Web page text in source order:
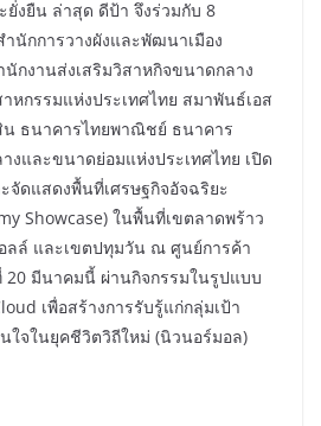
ยั่งยืน ล่าสุด ดีป้า จึงร่วมกับ 8
นักการวางผังและพัฒนาเมือง
กงานส่งเสริมวิสาหกิจขนาดกลาง
หกรรมแห่งประเทศไทย สมาพันธ์เอส
น ธนาคารไทยพาณิชย์ ธนาคาร
และขนาดย่อมแห่งประเทศไทย เปิด
จัดแสดงพื้นที่เศรษฐกิจอัจฉริยะ
Showcase) ในพื้นที่เขตลาดพร้าว
ลล์ และเขตปทุมวัน ณ ศูนย์การค้า
มีนาคมนี้ ผ่านกิจกรรมในรูปแบบ
เพื่อสร้างการรับรู้แก่กลุ่มเป้า
จในยุคชีวิตวิถีใหม่ (นิวนอร์มอล)